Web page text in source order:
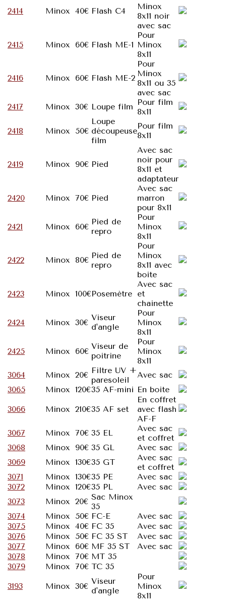
2414 Minox 40€ Flash C4
Minox
8x11 noir
avec sac
2415
Minox 60€ Flash ME-1
Pour
Minox
8x11
2416 Minox 60€ Flash ME-2
Pour
Minox
8x11 ou 35
avec sac
2417
Minox 30€ Loupe film Pour film
8x11
2418
Minox 50€
Loupe
découpeuse
film
Pour film
8x11
2419 Minox 90€ Pied
Avec sac
noir pour
8x11 et
adaptateur
2420
Minox 70€ Pied
Avec sac
marron
pour 8x11
2421
Minox 60€
Pied de
repro
Pour
Minox
8x11
2422 Minox 80€ Pied de
repro
Pour
Minox
8x11 avec
boite
2423
Minox 100€Posemètre
Avec sac
et
chainette
2424
Minox 30€
Viseur
d'angle
Pour
Minox
8x11
2425
Minox 60€
Viseur de
poitrine
Pour
Minox
8x11
3064
Minox 20€ Filtre UV +
paresoleil
Avec sac
3065
Minox 120€35 AF-mini En boite
3066 Minox 210€35 AF set
En coffret
avec flash
AF-F
3067
Minox 70€ 35 EL
Avec sac
et coffret
3068
Minox 90€ 35 GL
Avec sac
3069
Minox 130€35 GT
Avec sac
et coffret
3071
Minox 130€35 PE
Avec sac
3072
Minox 120€35 PL
Avec sac
3073
Minox 20€ Sac Minox
35
3074
Minox 50€ FC-E
Avec sac
3075
Minox 40€ FC 35
Avec sac
3076
Minox 50€ FC 35 ST
Avec sac
3077
Minox 60€ MF 35 ST
Avec sac
3078
Minox 70€ MT 35
3079
Minox 70€ TC 35
3193 Minox 30€
Viseur
d'angle
Pour
Minox
8x11